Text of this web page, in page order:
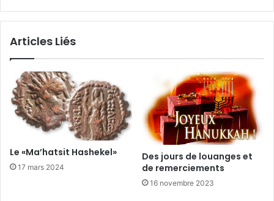
Articles Liés
Le «Ma’hatsit Hashekel»
17 mars 2024
Des jours de louanges et
de remerciements
16 novembre 2023